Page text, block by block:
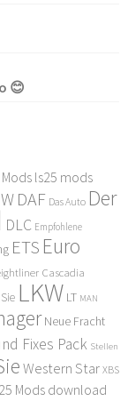
😊
ls25 mods
DAF Das Auto Der
DLC Empfohlene
ETS Euro
Cascadia
LKW LT MAN
Neue Fracht
Fixes Pack Stellen
Western Star XBS
Mods download